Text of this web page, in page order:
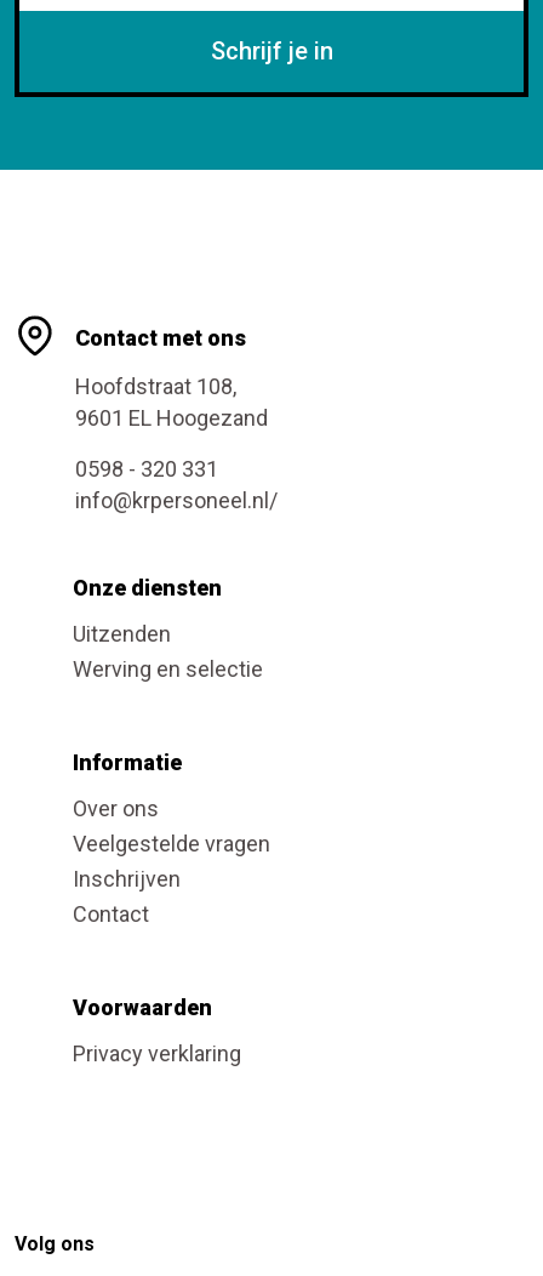
Schrijf je in
Contact met ons
Hoofdstraat 108,
9601 EL Hoogezand
0598 - 320 331
info@krpersoneel.nl/
Onze diensten
Uitzenden
Werving en selectie
Informatie
Over ons
Veelgestelde vragen
Inschrijven
Contact
Voorwaarden
Privacy verklaring
Volg ons